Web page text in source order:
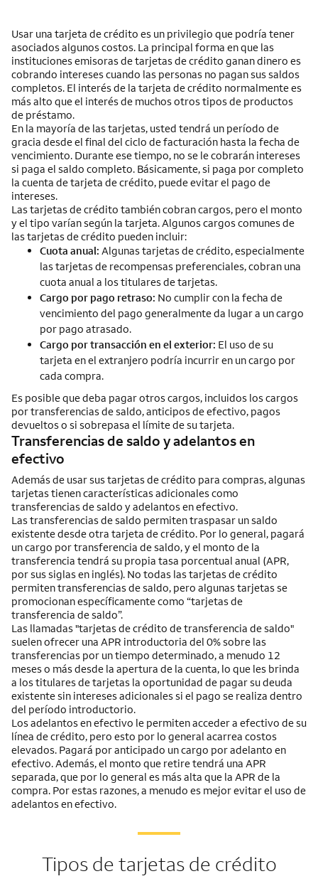
Usar una tarjeta de crédito es un privilegio que podría tener
asociados algunos costos. La principal forma en que las
instituciones emisoras de tarjetas de crédito ganan dinero es
cobrando intereses cuando las personas no pagan sus saldos
completos. El interés de la tarjeta de crédito normalmente es
más alto que el interés de muchos otros tipos de productos
de préstamo.
En la mayoría de las tarjetas, usted tendrá un período de
gracia desde el final del ciclo de facturación hasta la fecha de
vencimiento. Durante ese tiempo, no se le cobrarán intereses
si paga el saldo completo. Básicamente, si paga por completo
la cuenta de tarjeta de crédito, puede evitar el pago de
intereses.
Las tarjetas de crédito también cobran cargos, pero el monto
y el tipo varían según la tarjeta. Algunos cargos comunes de
las tarjetas de crédito pueden incluir:
Cuota anual: Algunas tarjetas de crédito, especialmente
las tarjetas de recompensas preferenciales, cobran una
cuota anual a los titulares de tarjetas.
Cargo por pago retraso: No cumplir con la fecha de
vencimiento del pago generalmente da lugar a un cargo
por pago atrasado.
Cargo por transacción en el exterior: El uso de su
tarjeta en el extranjero podría incurrir en un cargo por
cada compra.
Es posible que deba pagar otros cargos, incluidos los cargos
por transferencias de saldo, anticipos de efectivo, pagos
devueltos o si sobrepasa el límite de su tarjeta.
Transferencias de saldo y adelantos en
efectivo
Además de usar sus tarjetas de crédito para compras, algunas
tarjetas tienen características adicionales como
transferencias de saldo y adelantos en efectivo.
Las transferencias de saldo permiten traspasar un saldo
existente desde otra tarjeta de crédito. Por lo general, pagará
un cargo por transferencia de saldo, y el monto de la
transferencia tendrá su propia tasa porcentual anual (APR,
por sus siglas en inglés). No todas las tarjetas de crédito
permiten transferencias de saldo, pero algunas tarjetas se
promocionan específicamente como “tarjetas de
transferencia de saldo”.
Las llamadas "tarjetas de crédito de transferencia de saldo"
suelen ofrecer una APR introductoria del 0% sobre las
transferencias por un tiempo determinado, a menudo 12
meses o más desde la apertura de la cuenta, lo que les brinda
a los titulares de tarjetas la oportunidad de pagar su deuda
existente sin intereses adicionales si el pago se realiza dentro
del período introductorio.
Los adelantos en efectivo le permiten acceder a efectivo de su
línea de crédito, pero esto por lo general acarrea costos
elevados. Pagará por anticipado un cargo por adelanto en
efectivo. Además, el monto que retire tendrá una APR
separada, que por lo general es más alta que la APR de la
compra. Por estas razones, a menudo es mejor evitar el uso de
adelantos en efectivo.
Tipos de tarjetas de crédito